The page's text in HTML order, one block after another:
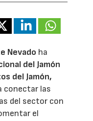
Nevado ha
del Jamón
del Jamón,
conectar las
del sector con
el